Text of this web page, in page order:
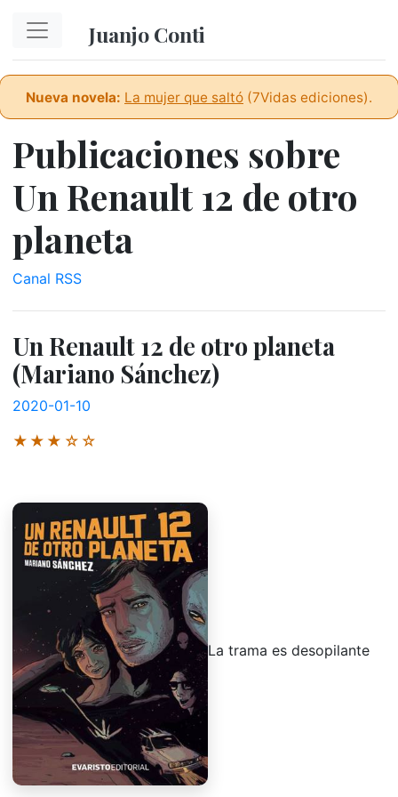
Juanjo Conti
Nueva novela: La mujer que saltó (7Vidas ediciones).
Publicaciones sobre
Un Renault 12 de otro
planeta
Canal RSS
Un Renault 12 de otro planeta
(Mariano Sánchez)
2020-01-10
★★★☆☆
La trama es desopilante